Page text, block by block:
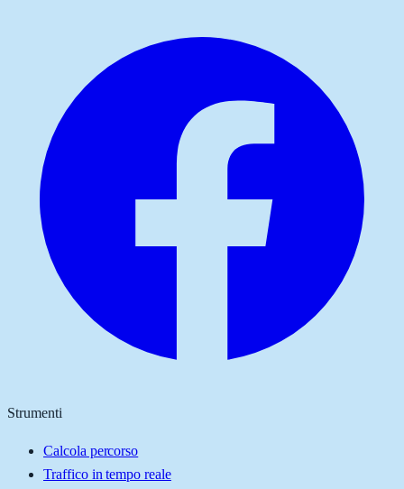
Strumenti
Calcola percorso
Traffico in tempo reale